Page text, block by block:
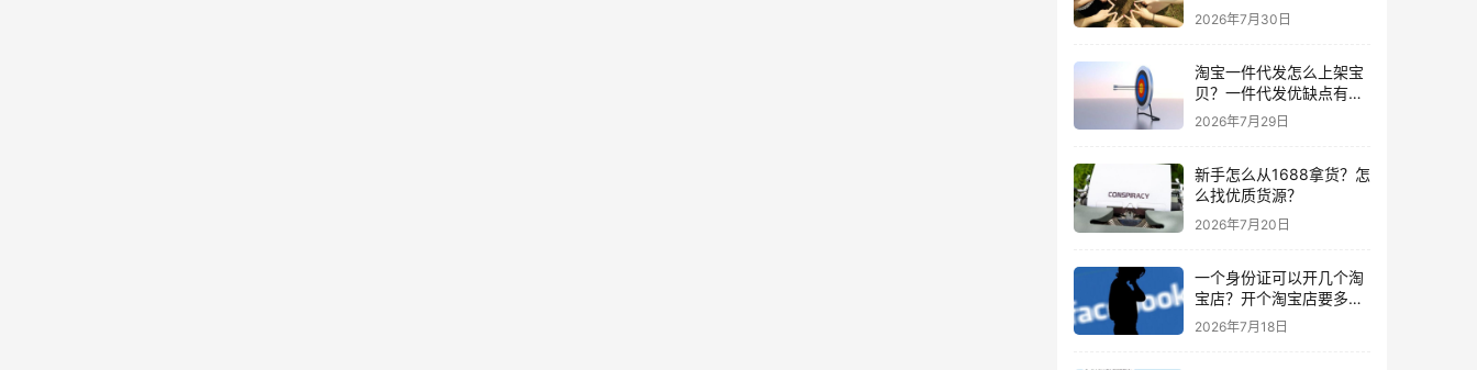
享！
2026年7月30日
淘宝一件代发怎么上架宝
贝？一件代发优缺点有哪
些？
2026年7月29日
新手怎么从1688拿货？怎
么找优质货源？
2026年7月20日
一个身份证可以开几个淘
宝店？开个淘宝店要多少
钱？
2026年7月18日